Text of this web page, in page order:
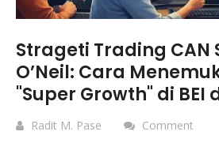
Strageti Trading CAN
O’Neil: Cara
"Super Growth" di BEI
Radit M. Pase
Comment